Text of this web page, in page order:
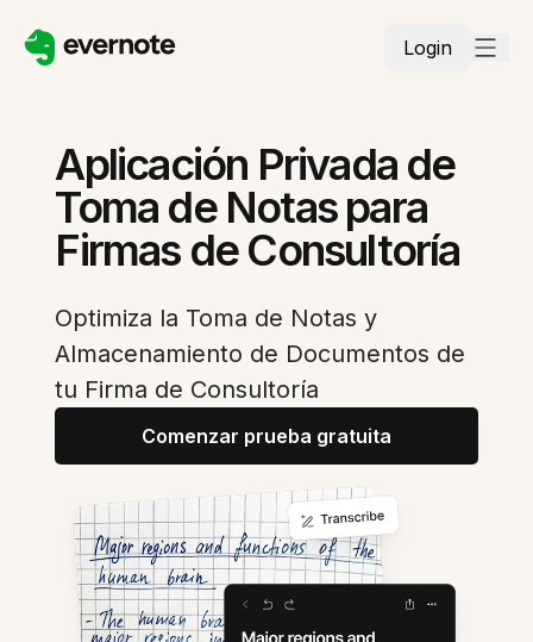
Login
Aplicación Privada de
Toma de Notas para
Firmas de Consultoría
Optimiza la Toma de Notas y
Almacenamiento de Documentos de
tu Firma de Consultoría
Comenzar prueba gratuita